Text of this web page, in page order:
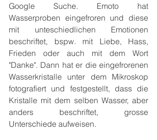
Google Suche. Emoto hat
Wasserproben eingefroren und diese
mit unteschiedlichen Emotionen
beschriftet, bspw. mit Liebe, Hass,
Frieden oder auch mit dem Wort
"Danke". Dann hat er die eingefrorenen
Wasserkristalle unter dem Mikroskop
fotografiert und festgestellt, dass die
Kristalle mit dem selben Wasser, aber
anders beschriftet, grosse
Unterschiede aufweisen.